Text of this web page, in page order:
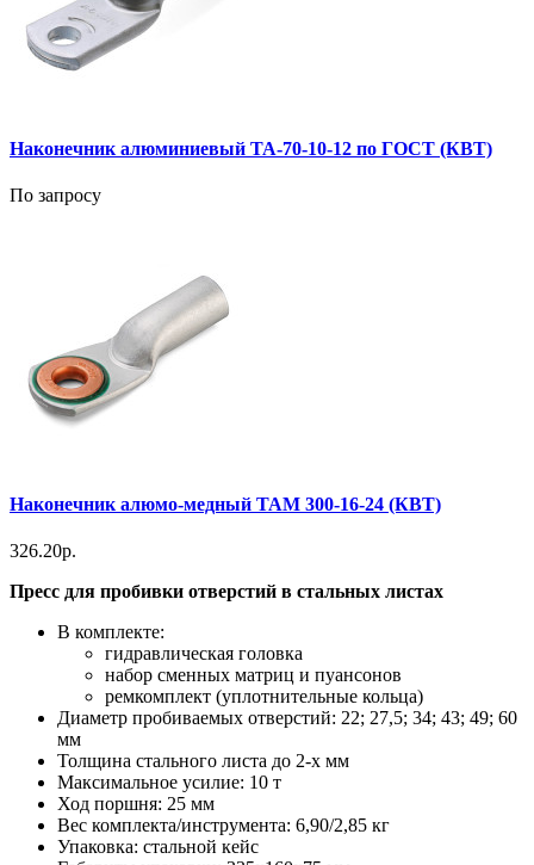
Наконечник алюминиевый ТА-70-10-12 по ГОСТ (КВТ)
По запросу
Наконечник алюмо-медный ТАМ 300-16-24 (КВТ)
326.20р.
Пресс для пробивки отверстий в стальных листах
В комплекте:
гидравлическая головка
набор сменных матриц и пуансонов
ремкомплект (уплотнительные кольца)
Диаметр пробиваемых отверстий: 22; 27,5; 34; 43; 49; 60
мм
Толщина стального листа до 2-х мм
Максимальное усилие: 10 т
Ход поршня: 25 мм
Вес комплекта/инструмента: 6,90/2,85 кг
Упаковка: стальной кейс